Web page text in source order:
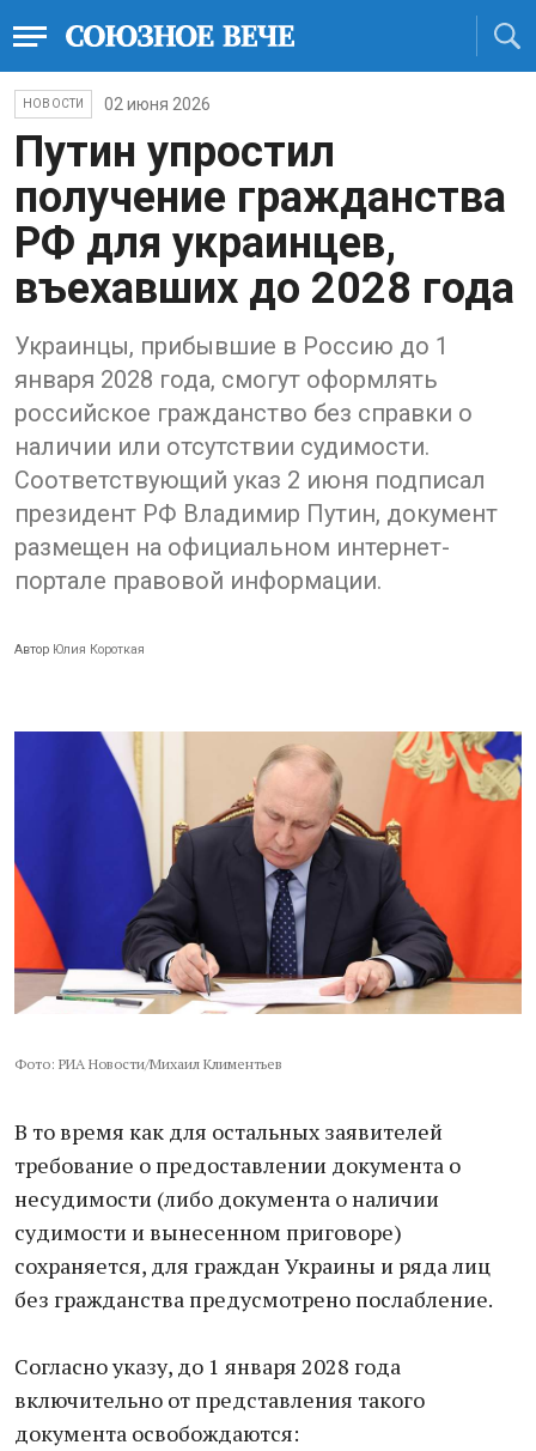
НОВОСТИ 02 июня 2026
Путин упростил
получение гражданства
РФ для украинцев,
въехавших до 2028 года
Украинцы, прибывшие в Россию до 1
января 2028 года, смогут оформлять
российское гражданство без справки о
наличии или отсутствии судимости.
Соответствующий указ 2 июня подписал
президент РФ Владимир Путин, документ
размещен на официальном интернет-
портале правовой информации.
Автор Юлия Короткая
Фото: РИА Новости/Михаил Климентьев
В то время как для остальных заявителей
требование о предоставлении документа о
несудимости (либо документа о наличии
судимости и вынесенном приговоре)
сохраняется, для граждан Украины и ряда лиц
без гражданства предусмотрено послабление.
Согласно указу, до 1 января 2028 года
включительно от представления такого
документа освобождаются: